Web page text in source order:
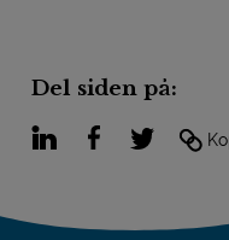
Del siden på:
LinkedInFacebook
Twitter